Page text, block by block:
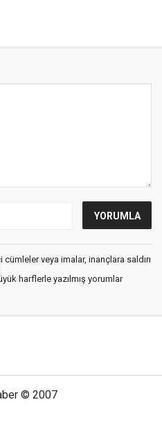
veya imalar, inançlara saldırı
harflerle yazılmış yorumlar
© 2007